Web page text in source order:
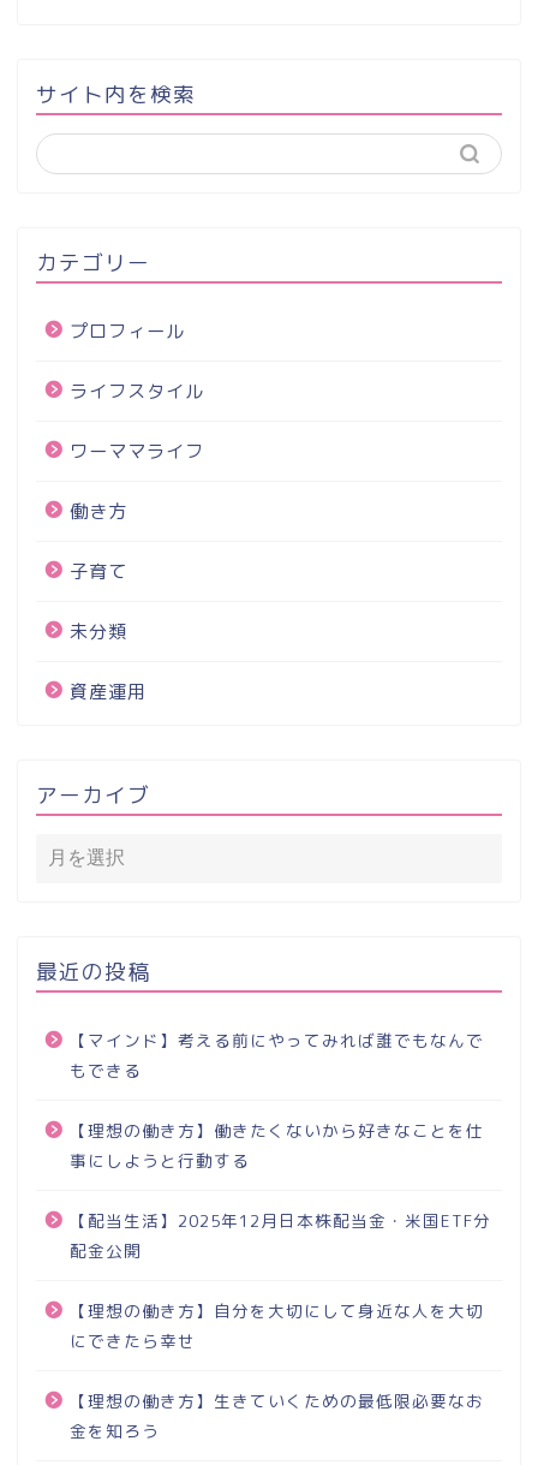
サイト内を検索
カテゴリー
プロフィール
ライフスタイル
ワーママライフ
働き方
子育て
未分類
資産運用
アーカイブ
最近の投稿
【マインド】考える前にやってみれば誰でもなんで
もできる
【理想の働き方】働きたくないから好きなことを仕
事にしようと行動する
【配当生活】2025年12月日本株配当金・米国ETF分
配金公開
【理想の働き方】自分を大切にして身近な人を大切
にできたら幸せ
【理想の働き方】生きていくための最低限必要なお
金を知ろう